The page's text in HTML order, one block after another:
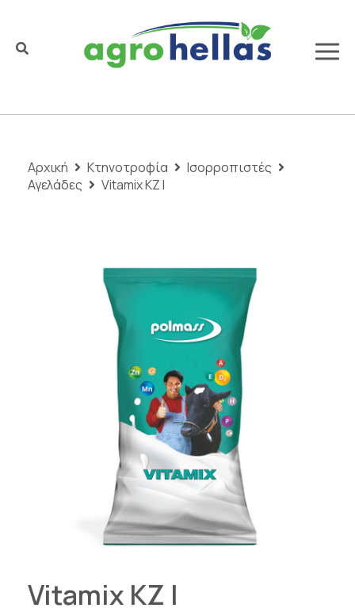
Αρχική Κτηνοτροφία
Ισορροπιστές
Αγελάδες
Vitamix KZ I
Vitamix KZ I